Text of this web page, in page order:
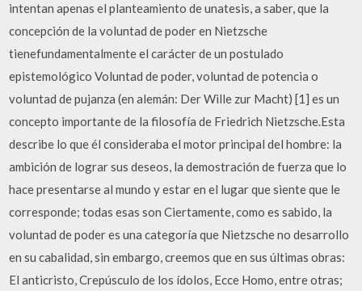
intentan apenas el planteamiento de unatesis, a saber, que la
concepción de la voluntad de poder en Nietzsche
tienefundamentalmente el carácter de un postulado
epistemológico Voluntad de poder, voluntad de potencia o
voluntad de pujanza (en alemán: Der Wille zur Macht) [1] es un
concepto importante de la filosofía de Friedrich Nietzsche.Esta
describe lo que él consideraba el motor principal del hombre: la
ambición de lograr sus deseos, la demostración de fuerza que lo
hace presentarse al mundo y estar en el lugar que siente que le
corresponde; todas esas son Ciertamente, como es sabido, la
voluntad de poder es una categoría que Nietzsche no desarrollo
en su cabalidad, sin embargo, creemos que en sus últimas obras:
El anticristo, Crepúsculo de los ídolos, Ecce Homo, entre otras;